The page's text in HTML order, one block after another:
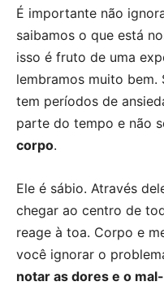
É importante não
saibamos o que está
isso é fruto de uma
lembramos muito bem.
tem períodos de
parte do tempo e não
corpo.
Ele é sábio. Através
chegar ao centro de
reage à toa. Corpo e
você ignorar o
notar as dores e o